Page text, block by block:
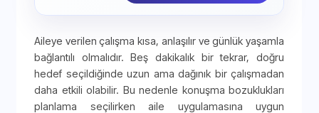
Aileye verilen çalışma kısa, anlaşılır ve günlük yaşamla
bağlantılı olmalıdır. Beş dakikalık bir tekrar, doğru
hedef seçildiğinde uzun ama dağınık bir çalışmadan
daha etkili olabilir. Bu nedenle konuşma bozuklukları
planlama seçilirken aile uygulamasına uygun